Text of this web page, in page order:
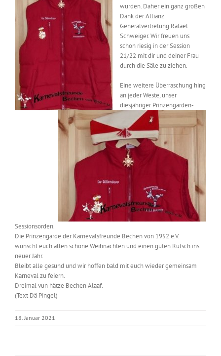
wurden. Daher ein ganz großen
Dank der Allianz
Generalvertretung Rafael
Schweiger. Wir freuen uns
schon riesig in der Session
21/22 mit dir und deiner Frau
durch die Säle zu ziehen.
Eine weitere Überraschung hing
an jeder Weste, unser
diesjähriger Prinzengarden-
Sessionsorden.
Die Prinzengarde der Karnevalsfreunde Bechen von 1952 e.V.
wünscht euch allen schöne Weihnachten und einen guten Rutsch ins
neuer Jahr.
Bleibt alle gesund und wir hoffen bald mit euch wieder gemeinsam
Karneval zu feiern.
Dreimal vun hätze Bechen Alaaf.
(Text Dä Pingel)
18. Januar 2021